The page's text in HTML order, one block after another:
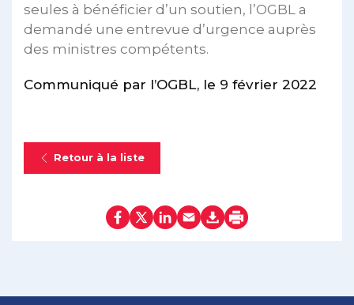
seules à bénéficier d’un soutien, l’OGBL a
demandé une entrevue d’urgence auprès
des ministres compétents.
Communiqué par l’OGBL, le 9 février 2022
Retour à la liste